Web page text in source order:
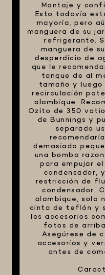
Montaje y
Esto todavía
mayoría, pero
manguera de su
refrigerante.
manguera de
desperdicio de
que le
tanque de al
tamaño y luego
recirculación
alambique.
Ozito de 350
de Bunnings y
separado
demasiado
una bomba
para empujar
condensador,
restricción de
condensador.
alambique, solo
cinta de teflón y
los accesorios
fotos de
Asegúrese de
accesorios y
antes de